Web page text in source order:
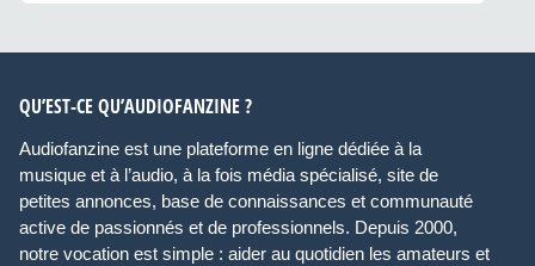
QU’EST-CE QU’AUDIOFANZINE ?
Audiofanzine est une plateforme en ligne dédiée à la
musique et à l’audio, à la fois média spécialisé, site de
petites annonces, base de connaissances et communauté
active de passionnés et de professionnels. Depuis 2000,
notre vocation est simple : aider au quotidien les amateurs et